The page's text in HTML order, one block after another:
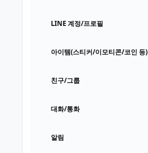
LINE 계정/프로필
아이템(스티커/이모티콘/코인 등)
친구/그룹
대화/통화
알림